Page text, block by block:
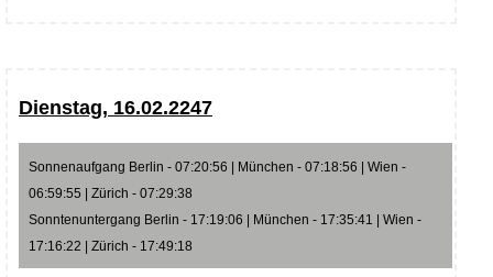
Dienstag, 16.02.2247
Sonnenaufgang Berlin - 07:20:56 | München - 07:18:56 | Wien -
06:59:55 | Zürich - 07:29:38
Sonntenuntergang Berlin - 17:19:06 | München - 17:35:41 | Wien -
17:16:22 | Zürich - 17:49:18